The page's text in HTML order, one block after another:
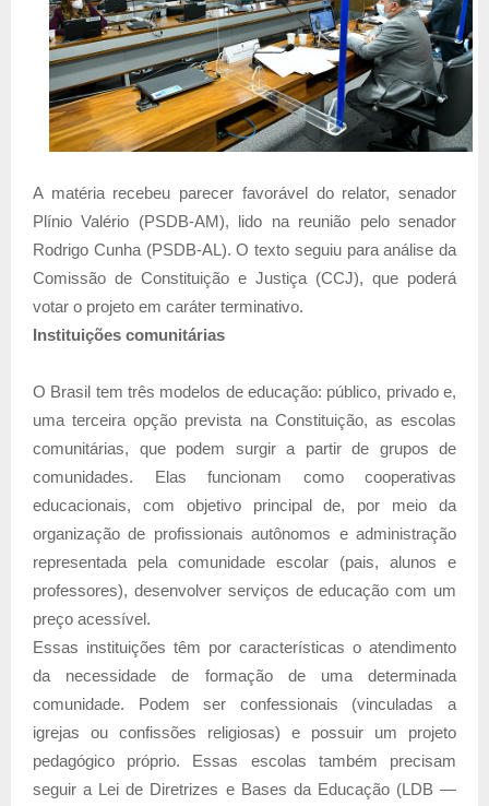
A matéria recebeu parecer favorável do relator, senador
Plínio Valério (PSDB-AM), lido na reunião pelo senador
Rodrigo Cunha (PSDB-AL). O texto seguiu para análise da
Comissão de Constituição e Justiça (CCJ), que poderá
votar o projeto em caráter terminativo.
Instituições comunitárias
O Brasil tem três modelos de educação: público, privado e,
uma terceira opção prevista na Constituição, as escolas
comunitárias, que podem surgir a partir de grupos de
comunidades. Elas funcionam como cooperativas
educacionais, com objetivo principal de, por meio da
organização de profissionais autônomos e administração
representada pela comunidade escolar (pais, alunos e
professores), desenvolver serviços de educação com um
preço acessível.
Essas instituições têm por características o atendimento
da necessidade de formação de uma determinada
comunidade. Podem ser confessionais (vinculadas a
igrejas ou confissões religiosas) e possuir um projeto
pedagógico próprio. Essas escolas também precisam
seguir a Lei de Diretrizes e Bases da Educação (LDB —